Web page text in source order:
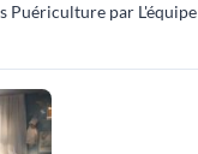
Puériculture par L'équipe